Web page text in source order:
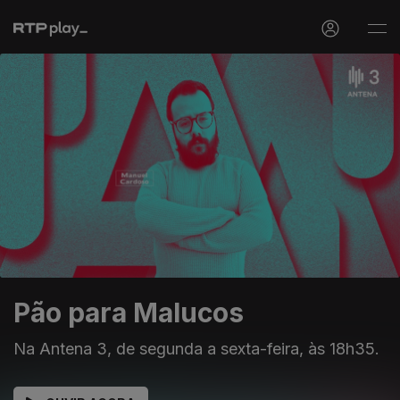
Pão para Malucos
Na Antena 3, de segunda a sexta-feira, às 18h35.